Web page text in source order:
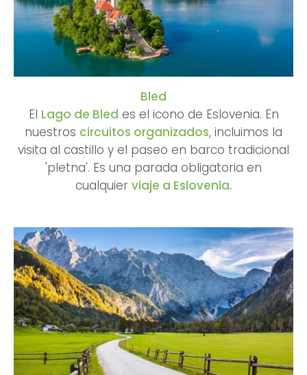
Bled
El Lago de Bled es el icono de Eslovenia. En
nuestros circuitos organizados, incluimos la
visita al castillo y el paseo en barco tradicional
'pletna'. Es una parada obligatoria en
cualquier viaje a Eslovenia.